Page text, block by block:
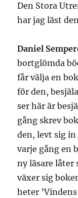
Den Stora
har jag läst
Daniel
bortglömda
får välja en
för den,
ser här är
gång skrev
den, levt sig
varje gång en
ny läsare låter
växer sig
heter